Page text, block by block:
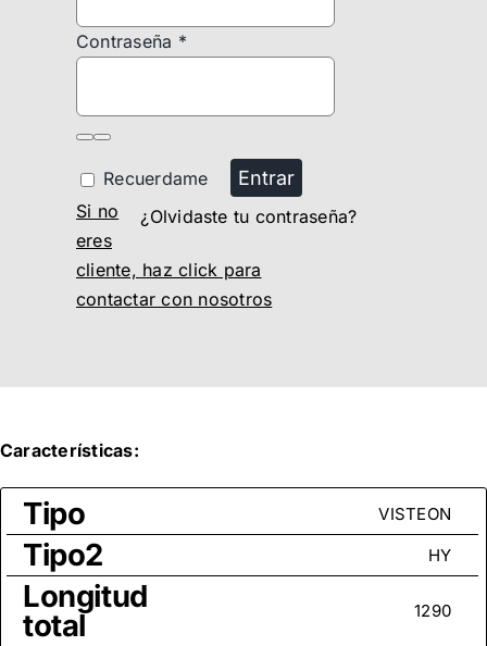
Contraseña *
Recuerdame Entrar
¿Olvidaste tu contraseña?
Si no
eres
cliente, haz click para
contactar con nosotros
Características:
Tipo VISTEON
Tipo2 HY
Longitud
total 1290